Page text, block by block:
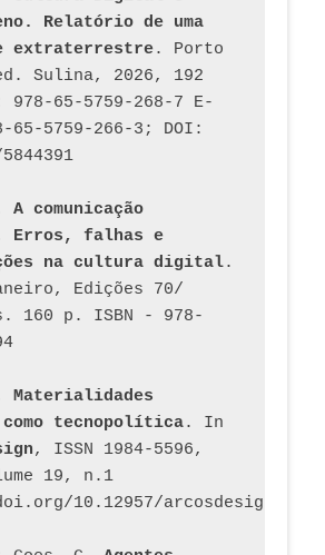
Relatório de uma
extraterrestre. Porto
Sulina, 2026, 192
65-5759-268-7 E-
65-5759-266-3; DOI:
A comunicação
Erros, falhas e
na cultura digital.
Edições 70/
160 p. ISBN - 978-
Materialidades
tecnopolítica
, ISSN 1984-5596,
19, n.1
10.12957/